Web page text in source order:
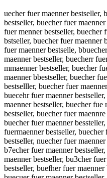
uecher fuer maenner bestseller, becher fuer maenner bestseller, bucher fuer maenner bestseller, bueher fuer maenner bestseller, buecer fuer maenner bestseller, buechr fuer maenner bestseller, bueche fuer maenner bestseller, buecher fuer maenner bestseller, buecher uer maenner bestseller, buecher fer maenner bestseller, buecher fur maenner bestseller, buecher fue maenner bestseller, buecher fuer aenner bestseller, buecher fuer menner bestseller, buecher fuer manner bestseller, buecher fuer maener bestseller, buecher fuer maennr bestseller, buecher fuer maenne bestseller, buecher fuer maenner estseller, buecher fuer maenner bstseller, buecher fuer maenner betseller, buecher fuer maenner besseller, buecher fuer maenner besteller, buecher fuer maenner bestsller, buecher fuer maenner bestseler, buecher fuer maenner bestsellr, buecher fuer maenner bestselle, bbuecher fuer maenner bestseller, buuecher fuer maenner bestseller, bueecher fuer maenner bestseller, bueccher fuer maenner bestseller, buechher fuer maenner bestseller, buecheer fuer maenner bestseller, buecherr fuer maenner bestseller, buecher ffuer maenner bestseller, buecher fuuer maenner bestseller, buecher fueer maenner bestseller, buecher fuerr maenner bestseller, buecher fuer mmaenner bestseller, buecher fuer maaenner bestseller, buecher fuer maeenner bestseller, buecher fuer maennner bestseller, buecher fuer maenneer bestseller, buecher fuer maennerr bestseller, buecher fuer maenner bbestseller, buecher fuer